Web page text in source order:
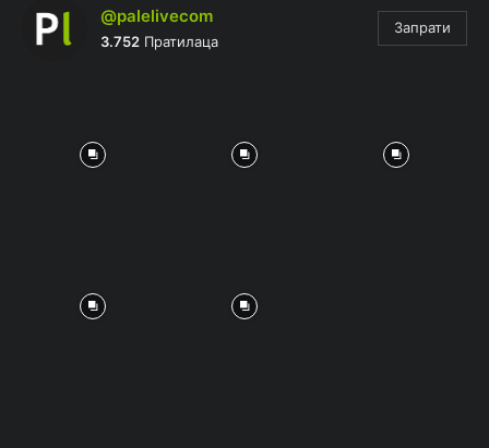
@palelivecom
3.752 Пратилаца
Запрати